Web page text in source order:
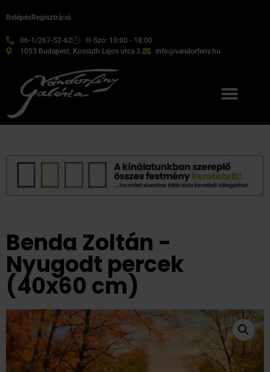
06-1/267-52-62
H-Szo: 10:00 - 18:00
1053 Budapest, Kossuth Lajos utca 3.
info@vandorfeny.hu
BelépésRegisztráció
Benda Zoltán -
Nyugodt percek
(40x60 cm)